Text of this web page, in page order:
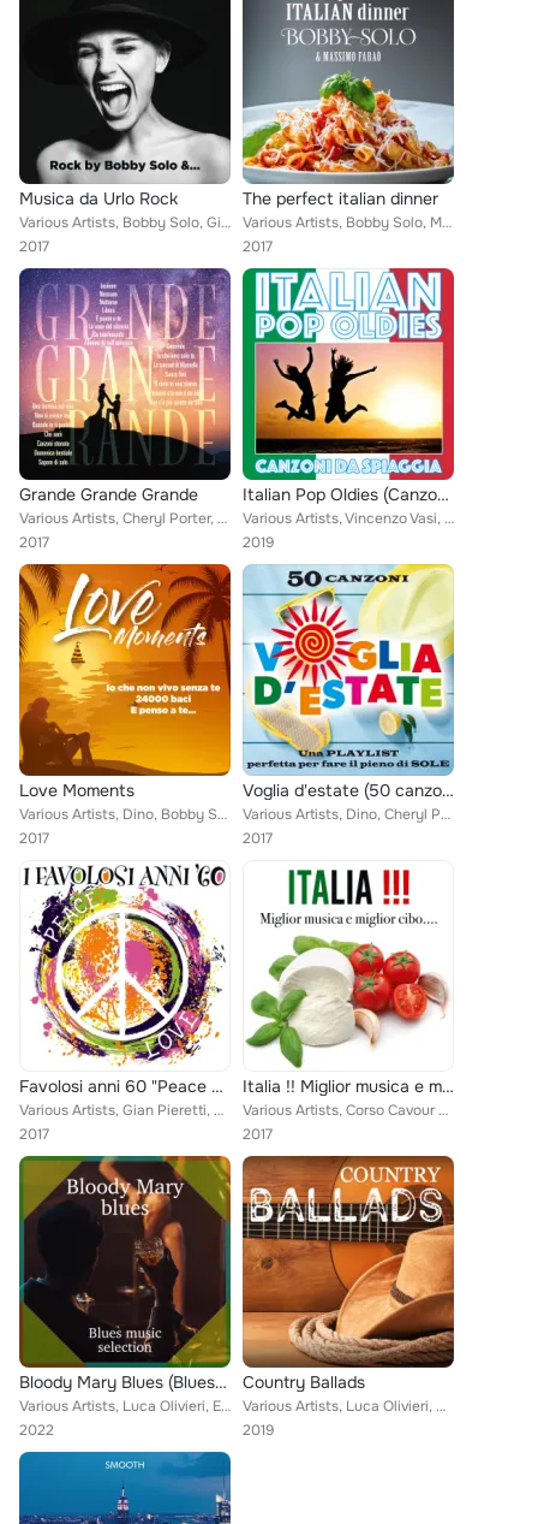
Musica da Urlo Rock
Various Artists, Bobby Solo, Giorgio Antoniazzi, Luca Olivieri, Davide Jazz Man, Luca Velletri feat. Antenore Adami, Marco Quagl...
2017
The perfect italian dinner
Various Artists, Bobby Solo, Massimo Faraò Trio feat. Giorgio Antoniazzi, Antenore Adami, Luca Olivieri, Davide Jazz Man, Stefan...
2017
Grande Grande Grande
Various Artists, Cheryl Porter, Bobby Solo, Jimmy Cobb Italian Trio, Massimo Faraò Trio, Giulia Lorvich feat. Orchestra Valle D'...
2017
Italian Pop Oldies (Canzoni Da Spiaggia)
Various Artists, Vincenzo Vasi, Dino, Corso Cavour 42, I Corvi, Cheryl Porter, Sacro e Profano, Gino Santercole, The Rokes, Ridi...
2019
Love Moments
Various Artists, Dino, Bobby Solo, Cheryl Porter, Massimo Luca, Massimo Faraò Trio feat. Orchestra Valle D'Itria, Giorgio Antoni...
2017
Voglia d'estate (50 canzoni per fare il pieno di sole)
Various Artists, Dino, Cheryl Porter, Roberto Genovesi, The Rokes, Jimmy Cobb Italian Trio, Ridillo, Bobby Solo, Nick Luciani, M...
2017
Favolosi anni 60 "Peace & love", Balla linda, non è francesca
Various Artists, Gian Pieretti, Dino, Bobby Solo, I Kings, Cheryl Porter, Roberto Genovesi, The Rokes, Jimmy Cobb Italian Trio, ...
2017
Italia !! Miglior musica e miglior cibo...
Various Artists, Corso Cavour 42, Bobby Solo, Cheryl Porter, Jimmy Cobb Italian Trio, Massimo Faraò Trio, Giulia Lorvich feat. O...
2017
Bloody Mary Blues (Blues music selection)
Various Artists, Luca Olivieri, Enrico Santacatterina, Barbara Belloni Band, Elvis Presley, Jesse James, Don Reid, JPB John Papa...
2022
Country Ballads
Various Artists, Luca Olivieri, Bobby Solo, Don Reid feat. Paul Millns, Antenore Adami, Davide Jazz Man, Giorgio Antoniazzi, Luc...
2019